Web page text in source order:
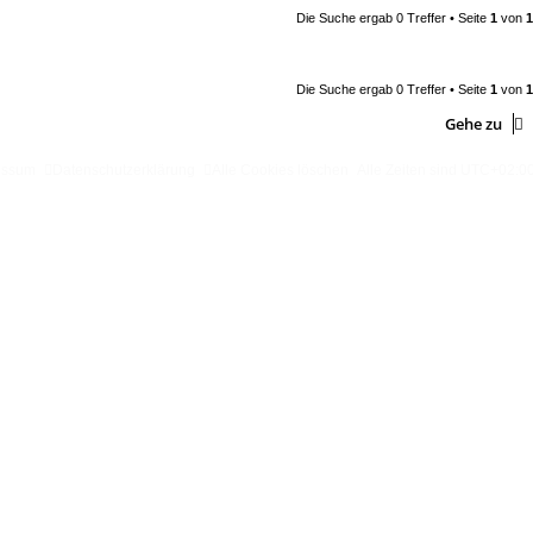
Die Suche ergab 0 Treffer • Seite 1 von 1
Die Suche ergab 0 Treffer • Seite 1 von 1
Gehe zu